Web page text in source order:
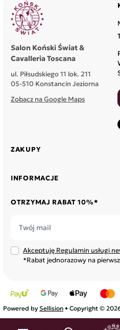
Salon Koński Świat &
Cavalleria Toscana
ul. Piłsudskiego 11 lok. 211
05-510 Konstancin Jeziorna
Zobacz na Google Maps
ZAKUPY
INFORMACJE
OTRZYMAJ RABAT 10%*
Akceptuję Regulamin usługi
*Rabat jednorazowy na
Powered by Sellision • Copyright ©